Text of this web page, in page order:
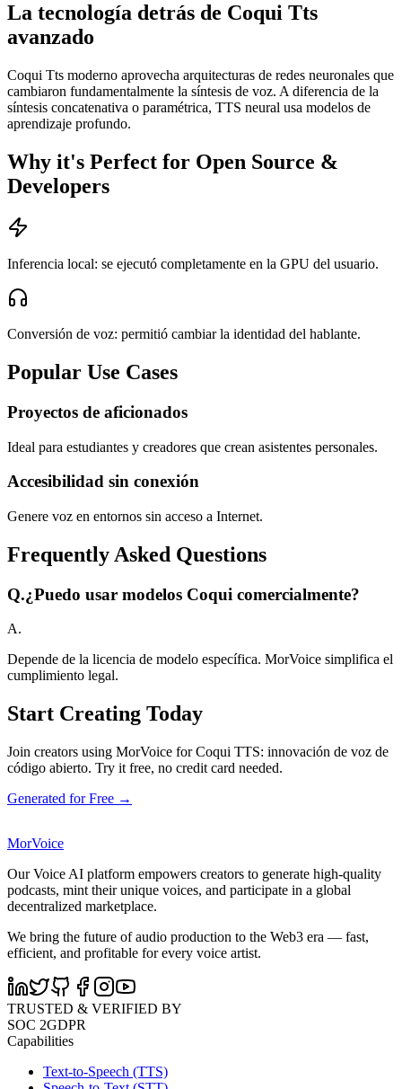
La tecnología detrás de Coqui Tts
avanzado
Coqui Tts moderno aprovecha arquitecturas de redes neuronales que
cambiaron fundamentalmente la síntesis de voz. A diferencia de la
síntesis concatenativa o paramétrica, TTS neural usa modelos de
aprendizaje profundo.
Why it's Perfect for Open Source &
Developers
Inferencia local: se ejecutó completamente en la GPU del usuario.
Conversión de voz: permitió cambiar la identidad del hablante.
Popular Use Cases
Proyectos de aficionados
Ideal para estudiantes y creadores que crean asistentes personales.
Accesibilidad sin conexión
Genere voz en entornos sin acceso a Internet.
Frequently Asked Questions
Q.¿Puedo usar modelos Coqui comercialmente?
A.
Depende de la licencia de modelo específica. MorVoice simplifica el
cumplimiento legal.
Start Creating Today
Join creators using MorVoice for Coqui TTS: innovación de voz de
código abierto. Try it free, no credit card needed.
Generated for Free →
MorVoice
Our Voice AI platform empowers creators to generate high-quality
podcasts, mint their unique voices, and participate in a global
decentralized marketplace.
We bring the future of audio production to the Web3 era — fast,
efficient, and profitable for every voice artist.
TRUSTED & VERIFIED BY
SOC 2GDPR
Capabilities
Text-to-Speech (TTS)